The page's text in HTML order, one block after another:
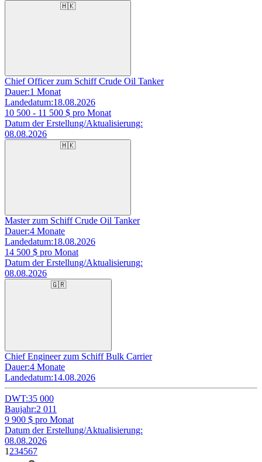
🇭🇰
Chief Officer zum Schiff Crude Oil Tanker
Dauer:1 Monat
Landedatum:18.08.2026
10 500 - 11 500 $ pro Monat
Datum der Erstellung/Aktualisierung:
08.08.2026
🇭🇰
Master zum Schiff Crude Oil Tanker
Dauer:4 Monate
Landedatum:18.08.2026
14 500 $ pro Monat
Datum der Erstellung/Aktualisierung:
08.08.2026
🇬🇷
Chief Engineer zum Schiff Bulk Carrier
Dauer:4 Monate
Landedatum:14.08.2026
DWT:35 000
Baujahr:2 011
9 900 $ pro Monat
Datum der Erstellung/Aktualisierung:
08.08.2026
1 234567